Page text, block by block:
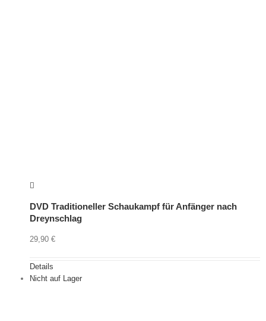
DVD Traditioneller Schaukampf für Anfänger nach
Dreynschlag
29,90 €
Details
Nicht auf Lager